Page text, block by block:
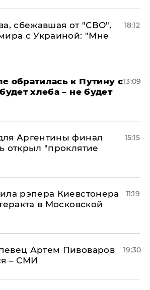
сбежавшая от "СВО",
с Украиной: "Мне
18:12
обратилась к Путину с
хлеба – не будет
13:09
Аргентины финал
открыл "проклятие
15:15
рэпера Киевстонера
в Московской
11:19
Артем Пивоваров
– СМИ
19:30